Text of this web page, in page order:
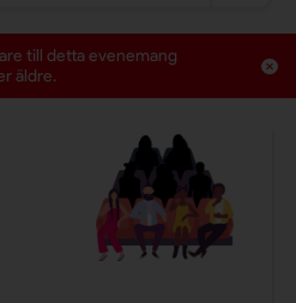
till detta evenemang
äldre.